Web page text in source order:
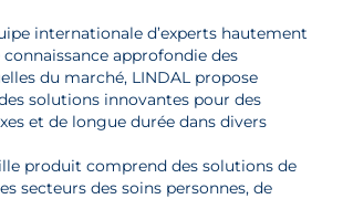
internationale d’experts hautement
approfondie des
du marché, LINDAL propose
solutions innovantes pour des
et de longue durée dans divers
produit comprend des solutions de
secteurs des soins personnes, de